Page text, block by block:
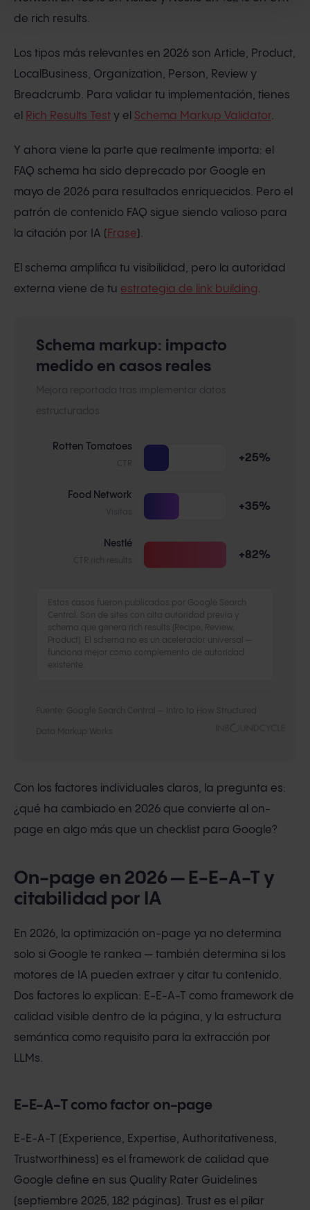
de rich results.
Los tipos más relevantes en 2026 son Article, Product,
LocalBusiness, Organization, Person, Review y
Breadcrumb. Para validar tu implementación, tienes
el
Rich Results Test y el Schema Markup Validator.
Y ahora viene la parte que realmente importa: el
FAQ schema ha sido deprecado por Google en
mayo de 2026 para resultados enriquecidos. Pero el
patrón de contenido FAQ sigue siendo valioso para
la citación por IA ( Frase).
El schema amplifica tu visibilidad, pero la autoridad
externa viene de tu estrategia de link building.
Schema markup: impacto
medido en casos reales
Rotten Tomatoes
+25%
Food Network
+35%
Nestlé
+82%
Estos casos fueron publicados por Google Search
Central. Son de sites con alta autoridad previa y
schema que genera rich results (Recipe, Review,
Product). El schema no es un acelerador universal —
funciona mejor como complemento de autoridad
existente.
Con los factores individuales claros, la pregunta es:
¿qué ha cambiado en 2026 que convierte al on-
page en algo más que un checklist para Google?
On-page en 2026 — E-E-A-T y
citabilidad por IA
En 2026, la optimización on-page ya no determina
solo si Google te rankea — también determina si los
motores de IA pueden extraer y citar tu contenido.
Dos factores lo explican: E-E-A-T como framework de
calidad visible dentro de la página, y la estructura
semántica como requisito para la extracción por
LLMs.
E-E-A-T como factor on-page
E-E-A-T (Experience, Expertise, Authoritativeness,
Trustworthiness) es el framework de calidad que
Google define en sus Quality Rater Guidelines
(septiembre 2025, 182 páginas). Trust es el pilar